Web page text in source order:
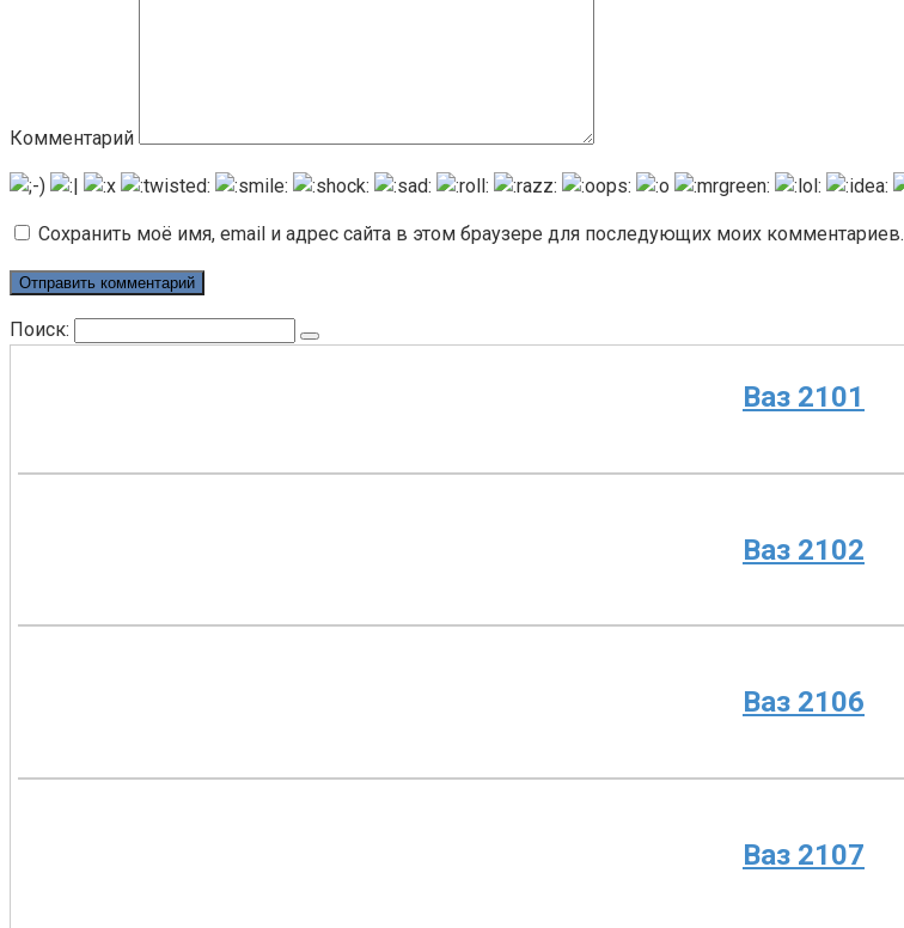
Комментарий
Сохранить моё имя, email и адрес сайта в этом браузере для последующих моих комментариев.
Поиск:
Ваз 2101
Ваз 2102
Ваз 2106
Ваз 2107